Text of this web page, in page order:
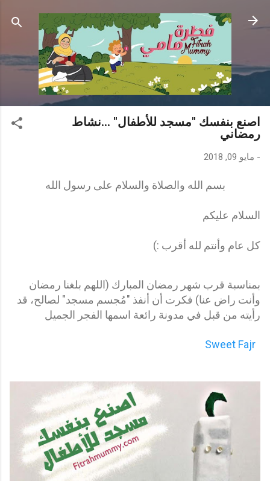
التخطي إلى المحتوى الرئيسي
اصنع بنفسك "مسجد للأطفال" ...نشاط
رمضاني
- مايو 09, 2018
بسم الله والصلاة والسلام على رسول الله
السلام عليكم
كل عام وأنتم لله أقرب :)
بمناسبة قرب شهر رمضان المبارك (اللهم بلغنا رمضان
وأنت راض عنا) فكرت أن أنفذ "مُجسم مسجد" لصالح، قد
رأيته من قبل في مدونة رائعة اسمها الفجر الجميل
Sweet Fajr